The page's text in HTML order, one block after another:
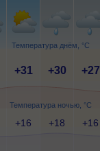
Температура днём, °C
Температура ночью, °C
+31 +30 +27
+16 +18 +16